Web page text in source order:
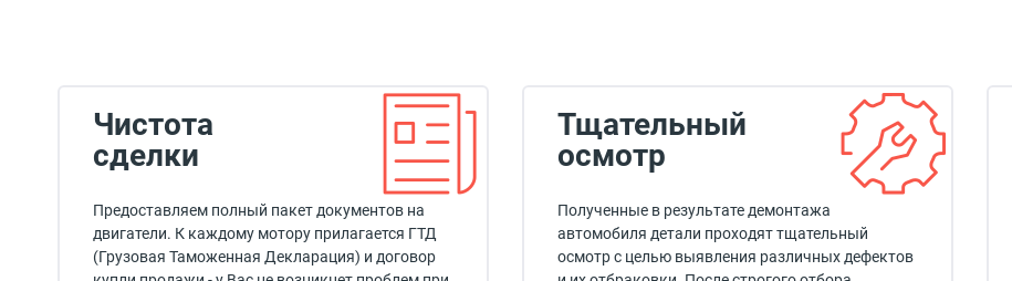
Чистота
сделки
Предоставляем полный пакет документов на
двигатели. К каждому мотору прилагается ГТД
(Грузовая Таможенная Декларация) и договор
Тщательный
осмотр
Полученные в результате демонтажа
автомобиля детали проходят тщательный
осмотр с целью выявления различных дефектов